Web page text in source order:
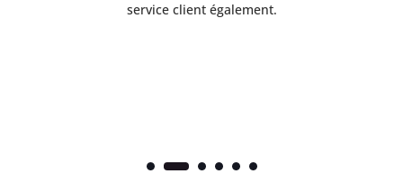
service client également.